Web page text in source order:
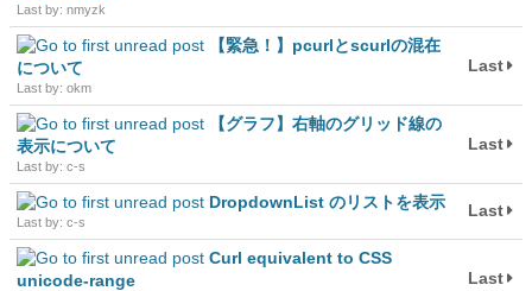
Last by: nmyzk
【緊急！】pcurlとscurlの混在
について
Last by: okm
Last
【グラフ】右軸のグリッド線の
表示について
Last by: c-s
Last
DropdownList のリストを表示
Last by: c-s
Last
Curl equivalent to CSS
unicode-range
Last